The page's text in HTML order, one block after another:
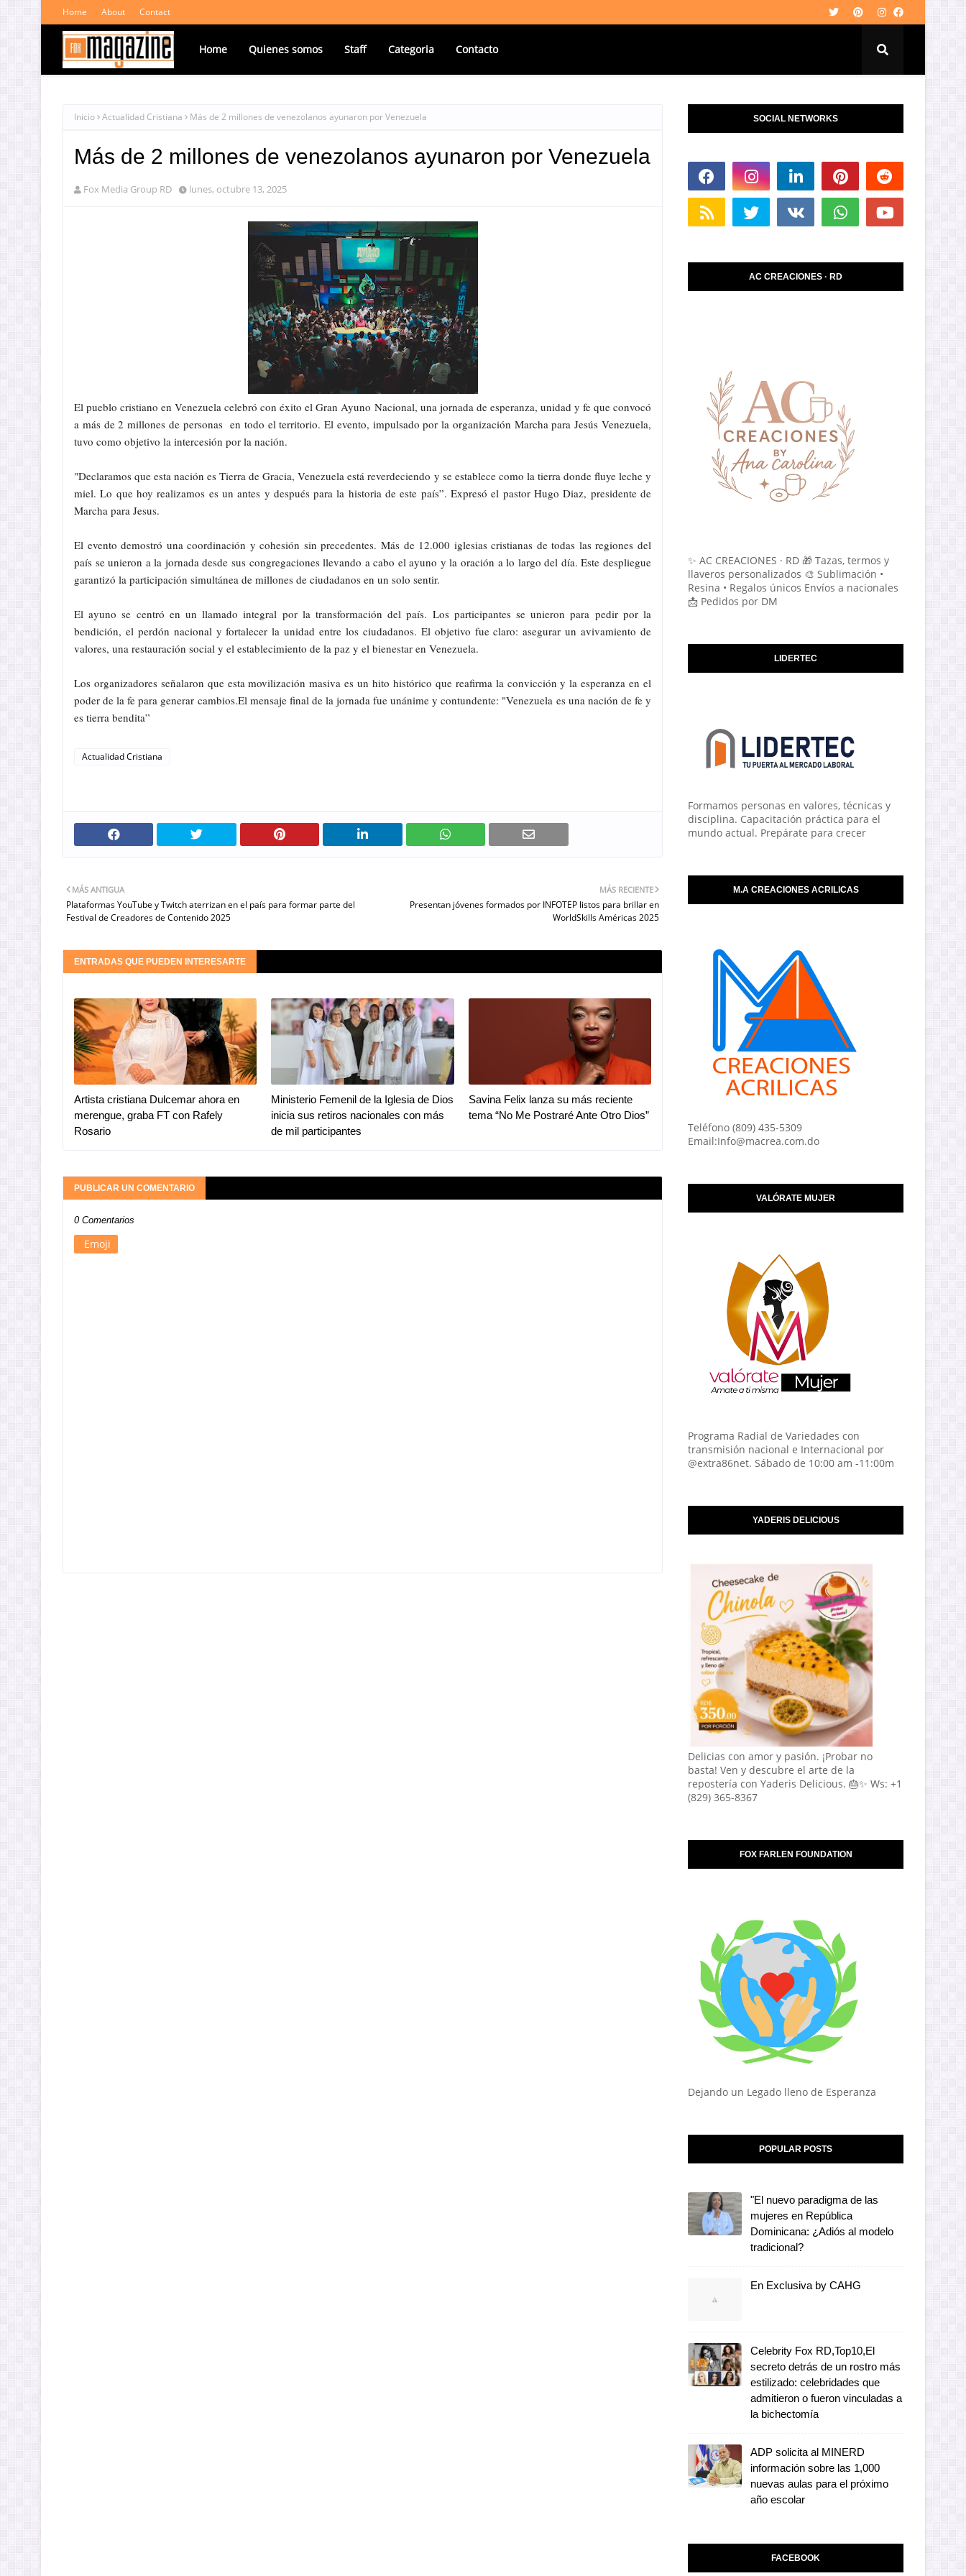
Home About Contact
Home Quienes somos Staff Categoria Contacto
Inicio Actualidad Cristiana Más de 2 millones de venezolanos ayunaron por Venezuela
Más de 2 millones de venezolanos ayunaron por Venezuela
Fox Media Group RD lunes, octubre 13, 2025
El pueblo cristiano en Venezuela celebró con éxito el Gran Ayuno Nacional, una jornada de esperanza, unidad y fe que convocó
a más de 2 millones de personas en todo el territorio. El evento, impulsado por la organización Marcha para Jesús Venezuela,
tuvo como objetivo la intercesión por la nación.
"Declaramos que esta nación es Tierra de Gracia, Venezuela está reverdeciendo y se establece como la tierra donde fluye leche y
miel. Lo que hoy realizamos es un antes y después para la historia de este país”. Expresó el pastor Hugo Diaz, presidente de
Marcha para Jesus.
El evento demostró una coordinación y cohesión sin precedentes. Más de 12.000 iglesias cristianas de todas las regiones del
país se unieron a la jornada desde sus congregaciones llevando a cabo el ayuno y la oración a lo largo del día. Este despliegue
garantizó la participación simultánea de millones de ciudadanos en un solo sentir.
El ayuno se centró en un llamado integral por la transformación del país. Los participantes se unieron para pedir por la
bendición, el perdón nacional y fortalecer la unidad entre los ciudadanos. El objetivo fue claro: asegurar un avivamiento de
valores, una restauración social y el establecimiento de la paz y el bienestar en Venezuela.
Los organizadores señalaron que esta movilización masiva es un hito histórico que reafirma la convicción y la esperanza en el
poder de la fe para generar cambios.El mensaje final de la jornada fue unánime y contundente: "Venezuela es una nación de fe y
es tierra bendita”
Actualidad Cristiana
MÁS RECIENTE
Presentan jóvenes formados por INFOTEP listos para brillar en
WorldSkills Américas 2025
MÁS ANTIGUA
Plataformas YouTube y Twitch aterrizan en el país para formar parte del
Festival de Creadores de Contenido 2025
ENTRADAS QUE PUEDEN INTERESARTE
Artista cristiana Dulcemar ahora en
merengue, graba FT con Rafely
Rosario
Ministerio Femenil de la Iglesia de Dios
inicia sus retiros nacionales con más
de mil participantes
Savina Felix lanza su más reciente
tema “No Me Postraré Ante Otro Dios”
PUBLICAR UN COMENTARIO
0 Comentarios
Emoji
SOCIAL NETWORKS
AC CREACIONES · RD
✨ AC CREACIONES · RD 🎁 Tazas, termos y
llaveros personalizados 🎨 Sublimación •
Resina • Regalos únicos Envíos a nacionales
📩 Pedidos por DM
LIDERTEC
Formamos personas en valores, técnicas y
disciplina. Capacitación práctica para el
mundo actual. Prepárate para crecer
M.A CREACIONES ACRILICAS
Teléfono (809) 435-5309
Email:Info@macrea.com.do
VALÓRATE MUJER
Programa Radial de Variedades con
transmisión nacional e Internacional por
@extra86net. Sábado de 10:00 am -11:00m
YADERIS DELICIOUS
Delicias con amor y pasión. ¡Probar no
basta! Ven y descubre el arte de la
repostería con Yaderis Delicious. 🎂✨ Ws: +1
(829) 365-8367
FOX FARLEN FOUNDATION
Dejando un Legado lleno de Esperanza
POPULAR POSTS
"El nuevo paradigma de las
mujeres en República
Dominicana: ¿Adiós al modelo
tradicional?
En Exclusiva by CAHG
Celebrity Fox RD,Top10,El
secreto detrás de un rostro más
estilizado: celebridades que
admitieron o fueron vinculadas a
la bichectomía
ADP solicita al MINERD
información sobre las 1,000
nuevas aulas para el próximo
año escolar
FACEBOOK